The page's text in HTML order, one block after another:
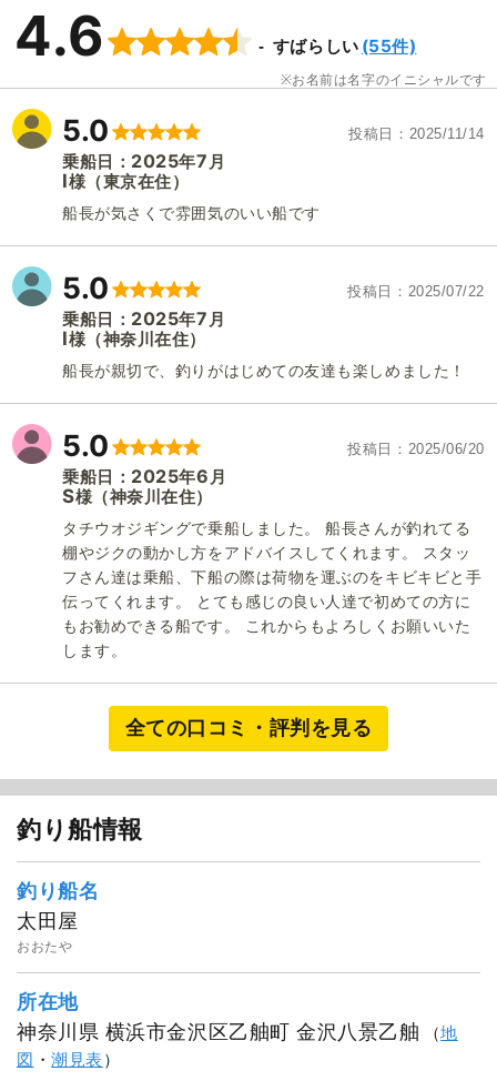
4.6 すばらしい (55件)
お名前は名字のイニシャルです
5.0 投稿日 2025/11/14
乗船日： 2025年7 月
I様 （東京在住）
船長が気さくで雰囲気のいい船です
5.0 投稿日 2025/07/22
乗船日： 2025年7 月
I様 （神奈川在住）
船長が親切で、釣りがはじめての友達も楽しめました！
5.0 投稿日 2025/06/20
乗船日： 2025年6 月
S様 （神奈川在住）
タチウオジギングで乗船しました。 船長さんが釣れてる
棚やジクの動かし方をアドバイスしてくれます。 スタッ
フさん達は乗船、下船の際は荷物を運ぶのをキビキビと手
伝ってくれます。 とても感じの良い人達で初めての方に
もお勧めできる船です。 これからもよろしくお願いいた
します。
全ての口コミ・評判を見る
釣り船情報
釣り船名
太田屋
おおたや
所在地
神奈川県 横浜市金沢区乙舳町 金沢八景乙舳
（地
図 ・潮見表）